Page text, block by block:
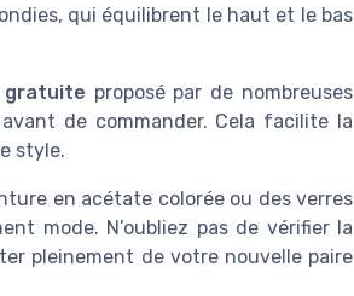
qui équilibrent le haut et le bas
gratuite proposé par de nombreuses
de commander. Cela facilite la
style.
en acétate colorée ou des verres
mode. N’oubliez pas de vérifier la
pleinement de votre nouvelle paire